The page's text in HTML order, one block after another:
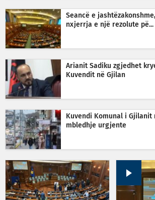
Seancë e
nxjerrja e një rezolute pë...
Arianit Sadiku zgjedhet
Kuvendit në Gjilan
Kuvendi Komunal i Gjilanit
mbledhje urgjente